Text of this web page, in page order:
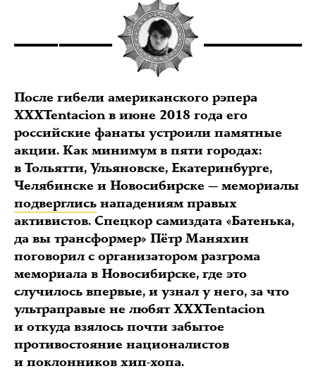
После гибели американского рэпера
XXXTentacion в июне 2018 года его
российские фанаты устроили памятные
акции. Как минимум в пяти городах:
в Тольятти, Ульяновске, Екатеринбурге,
Челябинске и Новосибирске — мемориалы
подверглись нападениям правых
активистов. Спецкор самиздата «Батенька,
да вы трансформер» Пётр Маняхин
поговорил с организатором разгрома
мемориала в Новосибирске, где это
случилось впервые, и узнал у него, за что
ультраправые не любят ХХХТеntacion
и откуда взялось почти забытое
противостояние националистов
и поклонников хип-хопа.